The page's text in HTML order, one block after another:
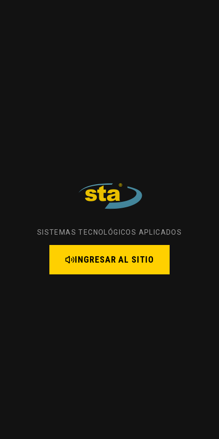
SISTEMAS TECNOLÓGICOS APLICADOS
INGRESAR AL SITIO